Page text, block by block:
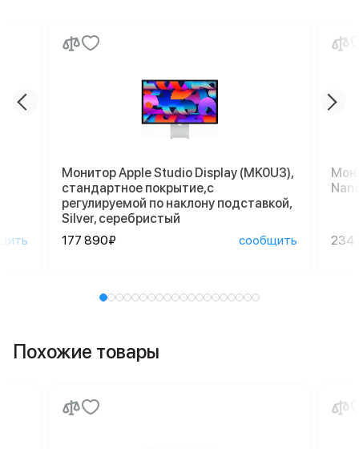
Монитор Apple Studio Display (MK0U3),
стандартное покрытие,с
регулируемой по наклону подставкой,
Silver, серебристый
177 890₽
сообщить 234
Похожие товары